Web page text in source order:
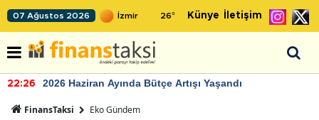
07 Ağustos 2026 26° Künye İletişim
22:26 2026 Haziran Ayında Bütçe Artışı Yaşandı
FinansTaksi Eko Gündem